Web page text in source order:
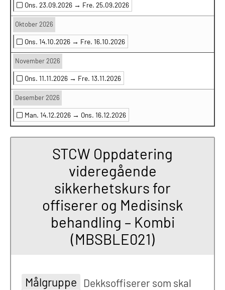
Ons. 23.09.2026 → Fre. 25.09.2026
Oktober 2026
Ons. 14.10.2026 → Fre. 16.10.2026
November 2026
Ons. 11.11.2026 → Fre. 13.11.2026
Desember 2026
Man. 14.12.2026 → Ons. 16.12.2026
STCW Oppdatering
videregående
sikkerhetskurs for
offiserer og Medisinsk
behandling – Kombi
(MBSBLE021)
Målgruppe
Dekksoffiserer som skal